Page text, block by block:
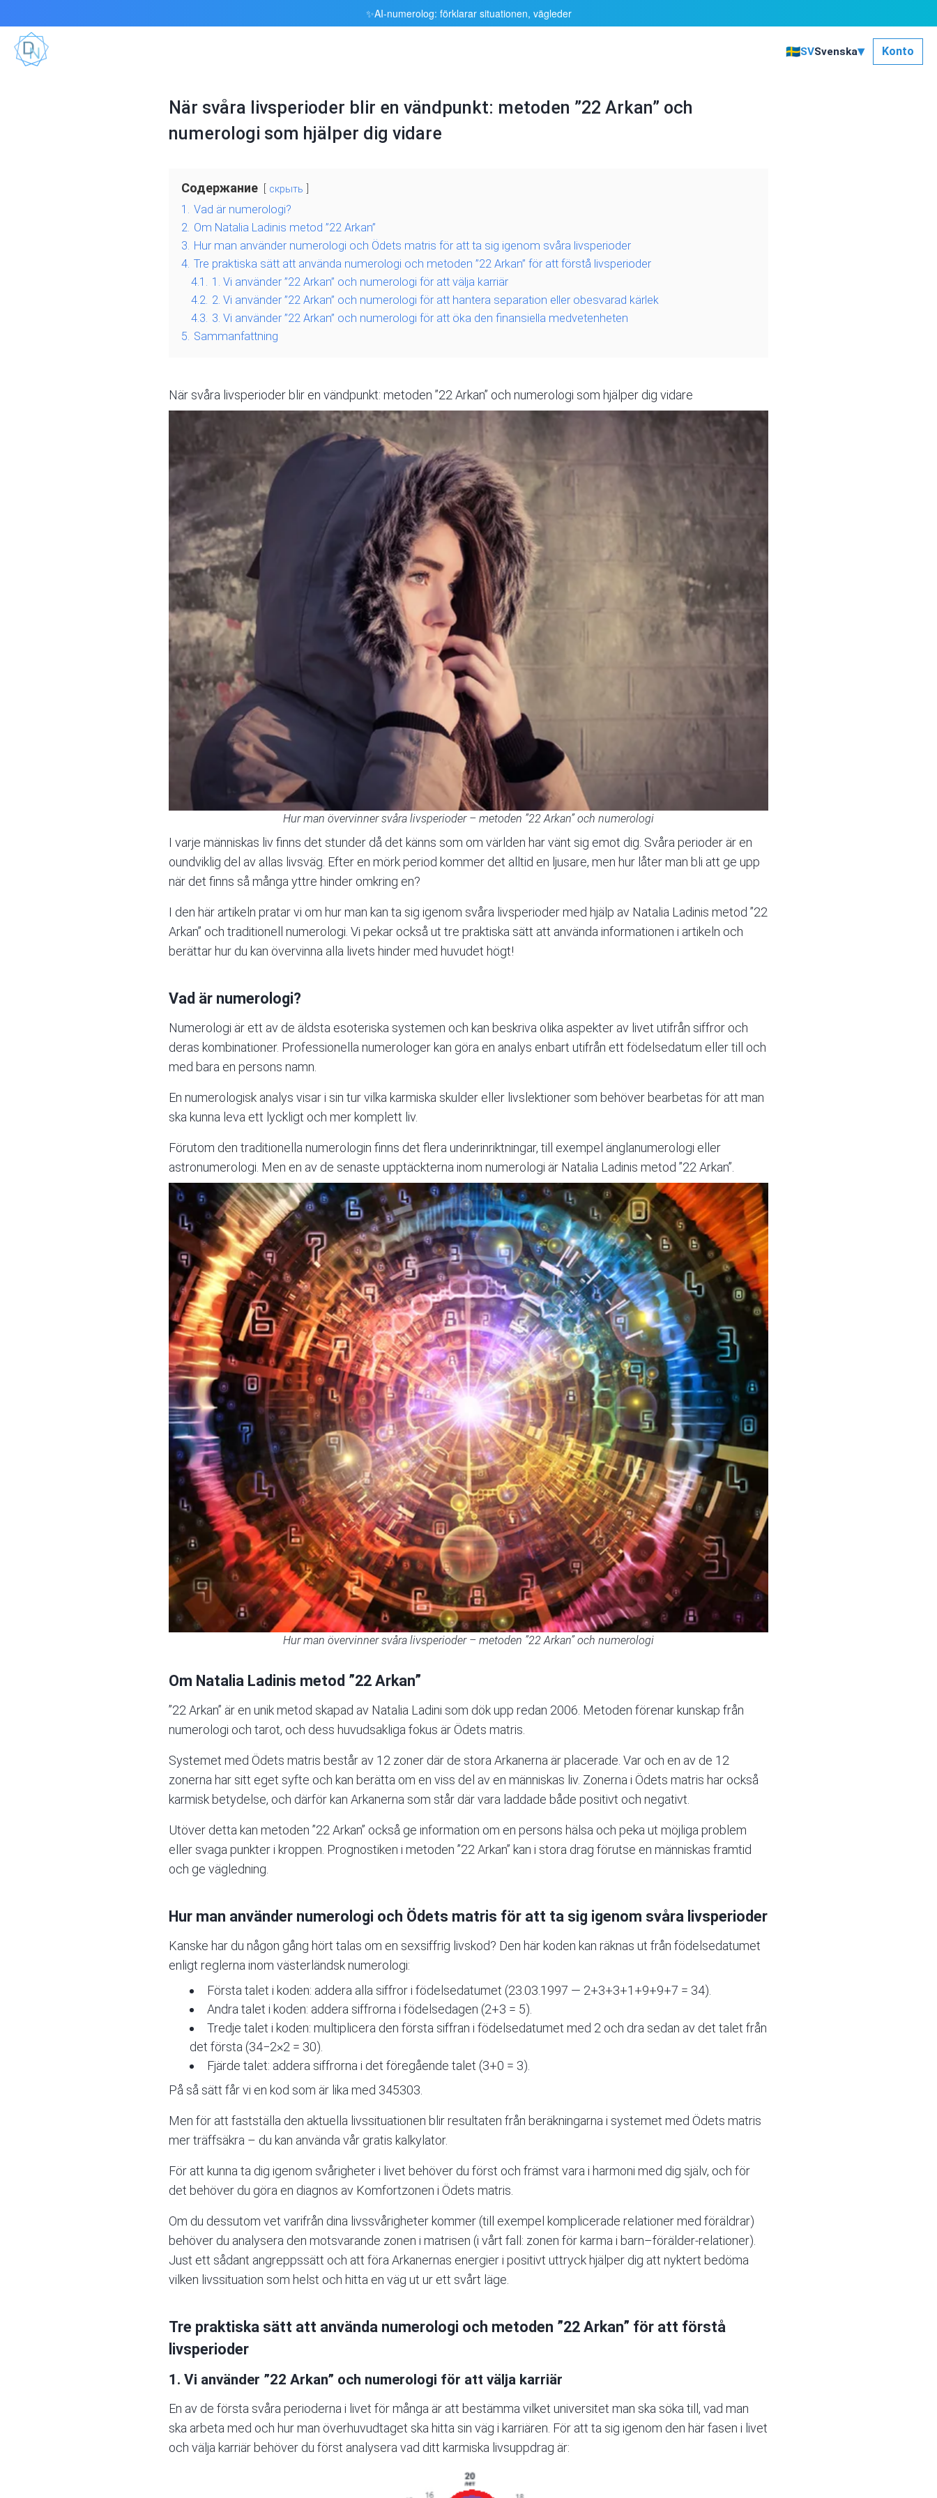
🇸🇪SVSvenska▾ Konto
När svåra livsperioder blir en vändpunkt: metoden ”22 Arkan” och
numerologi som hjälper dig vidare
Содержание скрыть
1. Vad är numerologi?
2. Om Natalia Ladinis metod ”22 Arkan”
3. Hur man använder numerologi och Ödets matris för att ta sig igenom svåra livsperioder
4. Tre praktiska sätt att använda numerologi och metoden ”22 Arkan” för att förstå livsperioder
4.1. 1. Vi använder ”22 Arkan” och numerologi för att välja karriär
4.2. 2. Vi använder ”22 Arkan” och numerologi för att hantera separation eller obesvarad kärlek
4.3. 3. Vi använder ”22 Arkan” och numerologi för att öka den finansiella medvetenheten
5. Sammanfattning
När svåra livsperioder blir en vändpunkt: metoden ”22 Arkan” och numerologi som hjälper dig vidare
Hur man övervinner svåra livsperioder – metoden ”22 Arkan” och numerologi
I varje människas liv finns det stunder då det känns som om världen har vänt sig emot dig. Svåra perioder är en
oundviklig del av allas livsväg. Efter en mörk period kommer det alltid en ljusare, men hur låter man bli att ge upp
när det finns så många yttre hinder omkring en?
I den här artikeln pratar vi om hur man kan ta sig igenom svåra livsperioder med hjälp av Natalia Ladinis metod ”22
Arkan” och traditionell numerologi. Vi pekar också ut tre praktiska sätt att använda informationen i artikeln och
berättar hur du kan övervinna alla livets hinder med huvudet högt!
Vad är numerologi?
Numerologi är ett av de äldsta esoteriska systemen och kan beskriva olika aspekter av livet utifrån siffror och
deras kombinationer. Professionella numerologer kan göra en analys enbart utifrån ett födelsedatum eller till och
med bara en persons namn.
En numerologisk analys visar i sin tur vilka karmiska skulder eller livslektioner som behöver bearbetas för att man
ska kunna leva ett lyckligt och mer komplett liv.
Förutom den traditionella numerologin finns det flera underinriktningar, till exempel änglanumerologi eller
astronumerologi. Men en av de senaste upptäckterna inom numerologi är Natalia Ladinis metod ”22 Arkan”
Hur man övervinner svåra livsperioder – metoden ”22 Arkan” och numerologi
Om Natalia Ladinis metod ”22 Arkan”
”22 Arkan” är en unik metod skapad av Natalia Ladini som dök upp redan 2006. Metoden förenar kunskap från
numerologi och tarot, och dess huvudsakliga fokus är Ödets matris.
Systemet med Ödets matris består av 12 zoner där de stora Arkanerna är placerade. Var och en av de 12
zonerna har sitt eget syfte och kan berätta om en viss del av en människas liv. Zonerna i Ödets matris har också
karmisk betydelse, och därför kan Arkanerna som står där vara laddade både positivt och negativt.
Utöver detta kan metoden ”22 Arkan” också ge information om en persons hälsa och peka ut möjliga problem
eller svaga punkter i kroppen. Prognostiken i metoden ”22 Arkan” kan i stora drag förutse en människas framtid
och ge vägledning.
Hur man använder numerologi och Ödets matris för att ta sig igenom svåra livsperioder
Kanske har du någon gång hört talas om en sexsiffrig livskod? Den här koden kan räknas ut från födelsedatumet
enligt reglerna inom västerländsk numerologi:
Första talet i koden: addera alla siffror i födelsedatumet (23.03.1997 — 2+3+3+1+9+9+7 = 34).
Andra talet i koden: addera siffrorna i födelsedagen (2+3 = 5).
Tredje talet i koden: multiplicera den första siffran i födelsedatumet med 2 och dra sedan av det talet från
det första (34−2×2 = 30).
Fjärde talet: addera siffrorna i det föregående talet (3+0 = 3).
På så sätt får vi en kod som är lika med 345303.
Men för att fastställa den aktuella livssituationen blir resultaten från beräkningarna i systemet med Ödets matris
mer träffsäkra – du kan använda vår gratis kalkylator.
För att kunna ta dig igenom svårigheter i livet behöver du först och främst vara i harmoni med dig själv, och för
det behöver du göra en diagnos av Komfortzonen i Ödets matris.
Om du dessutom vet varifrån dina livssvårigheter kommer (till exempel komplicerade relationer med föräldrar)
behöver du analysera den motsvarande zonen i matrisen (i vårt fall: zonen för karma i barn–förälder-relationer).
Just ett sådant angreppssätt och att föra Arkanernas energier i positivt uttryck hjälper dig att nyktert bedöma
vilken livssituation som helst och hitta en väg ut ur ett svårt läge.
Tre praktiska sätt att använda numerologi och metoden ”22 Arkan” för att förstå
livsperioder
1. Vi använder ”22 Arkan” och numerologi för att välja karriär
En av de första svåra perioderna i livet för många är att bestämma vilket universitet man ska söka till, vad man
ska arbeta med och hur man överhuvudtaget ska hitta sin väg i karriären. För att ta sig igenom den här fasen i livet
och välja karriär behöver du först analysera vad ditt karmiska livsuppdrag är:
✨AI‑numerolog: förklarar situationen, vägleder